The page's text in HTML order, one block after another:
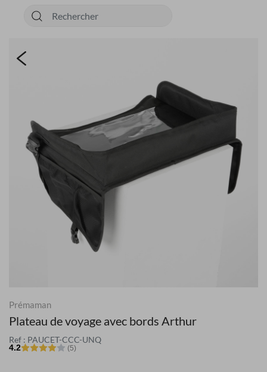
Prémaman
Plateau de voyage avec bords Arthur
Ref : PAUCET-CCC-UNQ
4.2 (5)